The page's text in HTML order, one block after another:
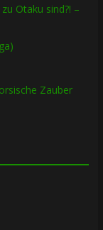
Otaku sind?! –
Zauber